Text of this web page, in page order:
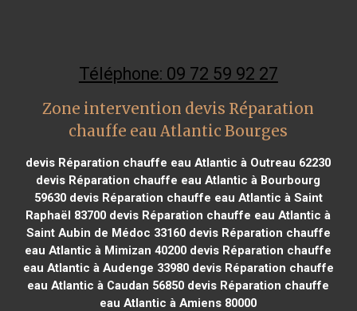
Téléphone: 09 72 59 92 27
Zone intervention devis Réparation
chauffe eau Atlantic Bourges
devis Réparation chauffe eau Atlantic à Outreau 62230
devis Réparation chauffe eau Atlantic à Bourbourg
59630devis Réparation chauffe eau Atlantic à Saint
Raphaël 83700 devis Réparation chauffe eau Atlantic à
Saint Aubin de Médoc 33160devis Réparation chauffe
eau Atlantic à Mimizan 40200 devis Réparation chauffe
eau Atlantic à Audenge 33980devis Réparation chauffe
eau Atlantic à Caudan 56850 devis Réparation chauffe
eau Atlantic à Amiens 80000